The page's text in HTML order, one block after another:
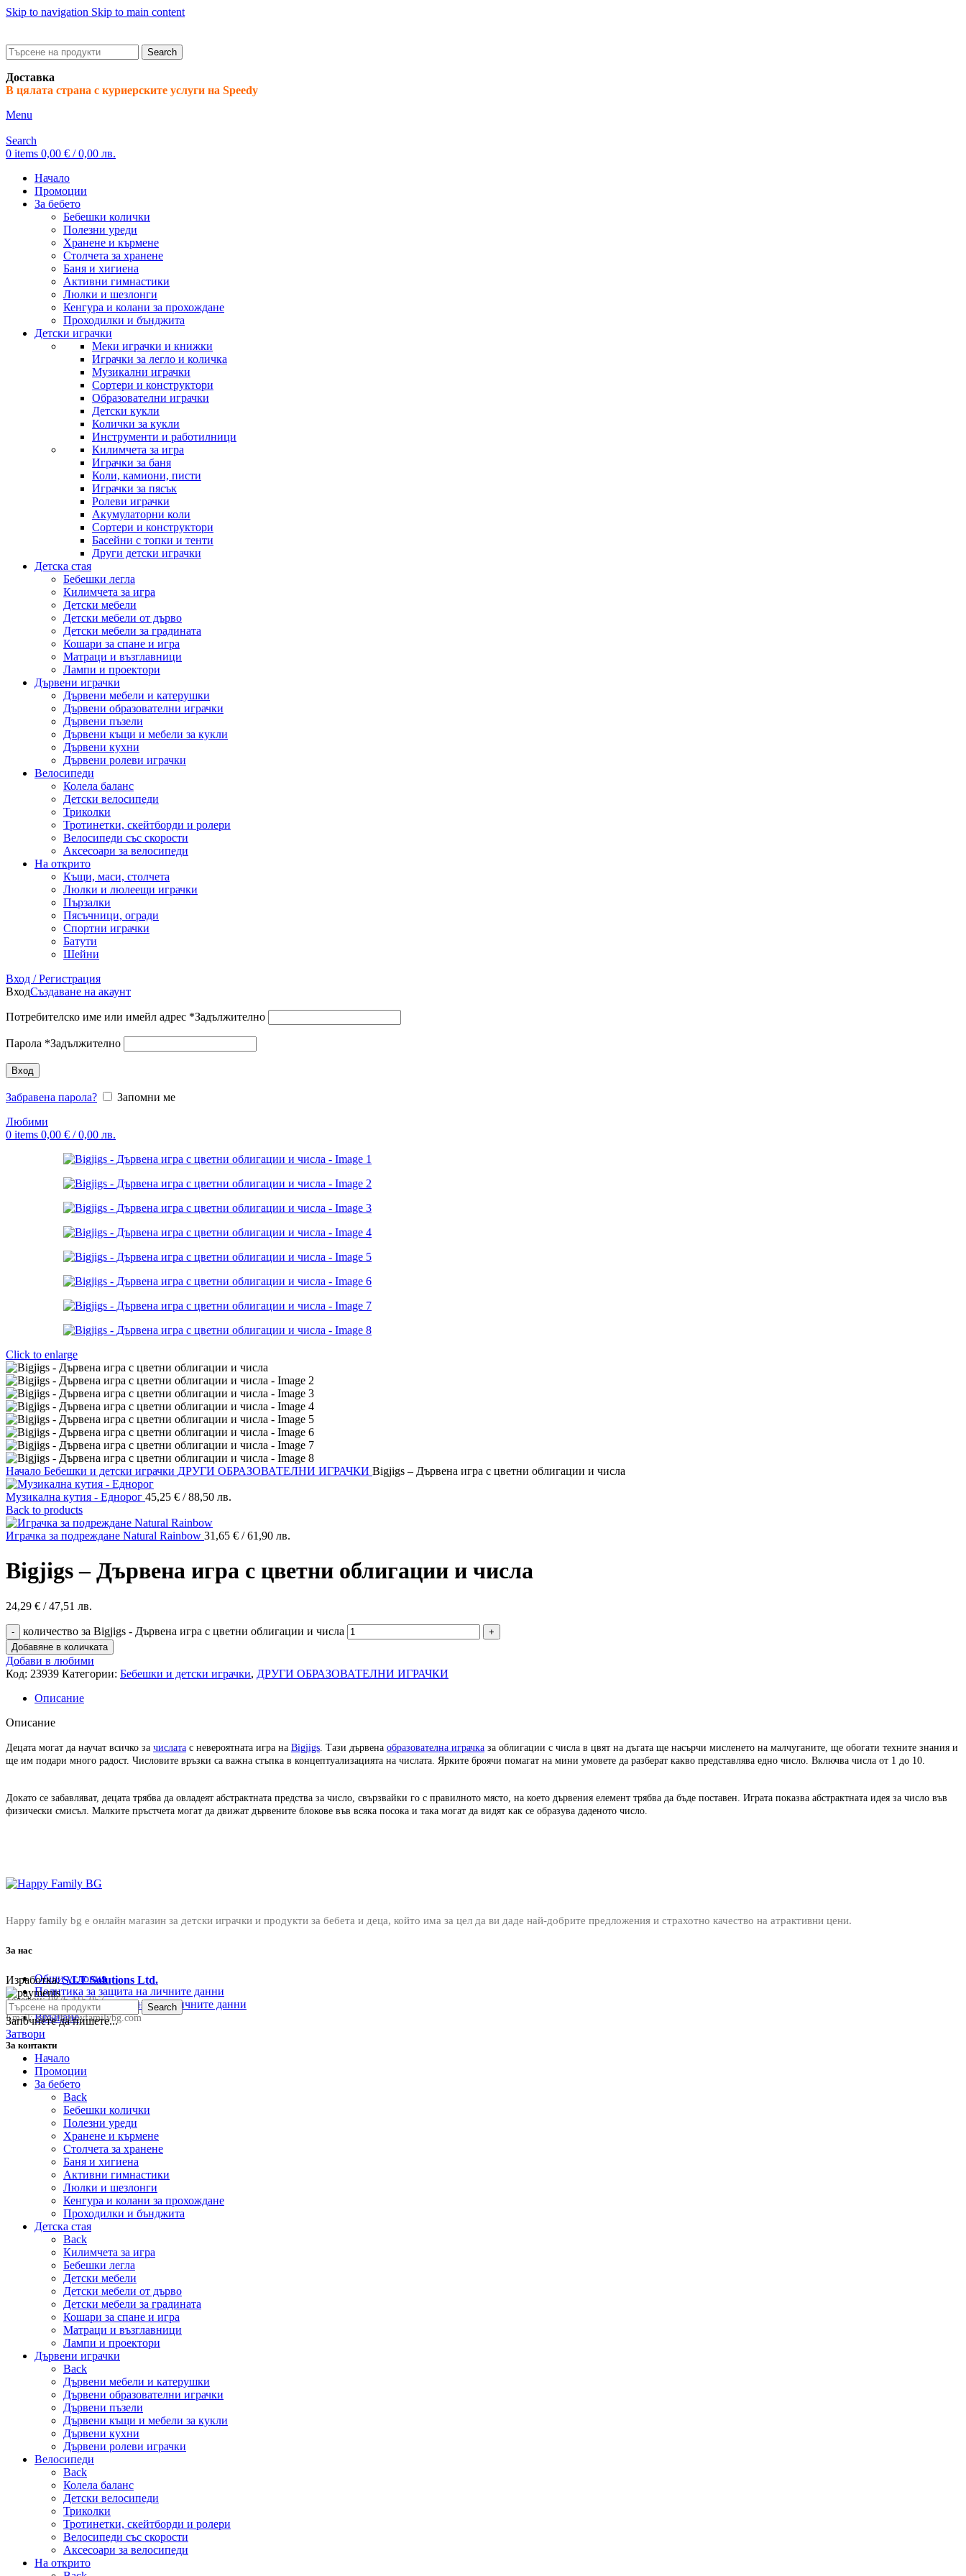
Skip to navigation Skip to main content
Search
Доставка
В цялата страна с куриерските услуги на Speedy
Menu
Search
0 items 0,00 € / 0,00 лв.
Начало
Промоции
За бебето
Бебешки колички
Полезни уреди
Хранене и кърмене
Столчета за хранене
Баня и хигиена
Активни гимнастики
Люлки и шезлонги
Кенгура и колани за прохождане
Проходилки и бънджита
Детски играчки
Меки играчки и книжки
Играчки за легло и количка
Музикални играчки
Сортери и конструктори
Образователни играчки
Детски кукли
Колички за кукли
Инструменти и работилници
Килимчета за игра
Играчки за баня
Коли, камиони, писти
Играчки за пясък
Ролеви играчки
Акумулаторни коли
Сортери и конструктори
Басейни с топки и тенти
Други детски играчки
Детска стая
Бебешки легла
Килимчета за игра
Детски мебели
Детски мебели от дърво
Детски мебели за градината
Кошари за спане и игра
Матраци и възглавници
Лампи и проектори
Дървени играчки
Дървени мебели и катерушки
Дървени образователни играчки
Дървени пъзели
Дървени къщи и мебели за кукли
Дървени кухни
Дървени ролеви играчки
Велосипеди
Колела баланс
Детски велосипеди
Триколки
Тротинетки, скейтборди и ролери
Велосипеди със скорости
Аксесоари за велосипеди
На открито
Къщи, маси, столчета
Люлки и люлеещи играчки
Пързалки
Пясъчници, огради
Спортни играчки
Батути
Шейни
Вход / Регистрация
ВходСъздаване на акаунт
Потребителско име или имейл адрес *Задължително
Парола *Задължително
Вход
Забравена парола?
Запомни ме
Любими
0 items 0,00 € / 0,00 лв.
Click to enlarge
Начало Бебешки и детски играчки ДРУГИ ОБРАЗОВАТЕЛНИ ИГРАЧКИ Bigjigs – Дървена игра с цветни облигации и числа
Музикална кутия - Еднорог 45,25 € / 88,50 лв.
Back to products
Играчка за подреждане Natural Rainbow 31,65 € / 61,90 лв.
Bigjigs – Дървена игра с цветни облигации и числа
24,29 € / 47,51 лв.
количество за Bigjigs - Дървена игра с цветни облигации и числа
Добавяне в количката
Добави в любими
Код: 23939 Категории: Бебешки и детски играчки, ДРУГИ ОБРАЗОВАТЕЛНИ ИГРАЧКИ
Описание
Описание
Децата могат да научат всичко за числата с невероятната игра на Bigjigs . Тази дървена образователна играчка за облигации с числа в цвят на дъгата ще насърчи мисленето на малчуганите, ще обогати техните знания и
ще им подари много радост. Числовите връзки са важна стъпка в концептуализацията на числата. Ярките броячи помагат на мини умовете да разберат какво представлява едно число. Включва числа от 1 до 10.
Докато се забавляват, децата трябва да овладеят абстрактната предства за число, свързвайки го с правилното място, на което дървения елемент трябва да бъде поставен. Играта показва абстрактната идея за число във
физически смисъл. Малките пръстчета могат да движат дървените блокове във всяка посока и така могат да видят как се образува даденото число.
Happy family bg е онлайн магазин за детски играчки и продукти за бебета и деца, който има за цел да ви даде най-добрите предложения и страхотно качество на атрактивни цени.
За нас
Общи условия
Политика за защита на личните данни
Политика за съхранение на личните данни
Връщане
За контакти
Телефон:0876 415 057
Email:sale@happyfamilybg.com
Изработка:S.I.T Solutions Ltd.
Search
Започнете да пишете...
Затвори
Начало
Промоции
За бебето
Back
Бебешки колички
Полезни уреди
Хранене и кърмене
Столчета за хранене
Баня и хигиена
Активни гимнастики
Люлки и шезлонги
Кенгура и колани за прохождане
Проходилки и бънджита
Детска стая
Back
Килимчета за игра
Бебешки легла
Детски мебели
Детски мебели от дърво
Детски мебели за градината
Кошари за спане и игра
Матраци и възглавници
Лампи и проектори
Дървени играчки
Back
Дървени мебели и катерушки
Дървени образователни играчки
Дървени пъзели
Дървени къщи и мебели за кукли
Дървени кухни
Дървени ролеви играчки
Велосипеди
Back
Колела баланс
Детски велосипеди
Триколки
Тротинетки, скейтборди и ролери
Велосипеди със скорости
Аксесоари за велосипеди
На открито